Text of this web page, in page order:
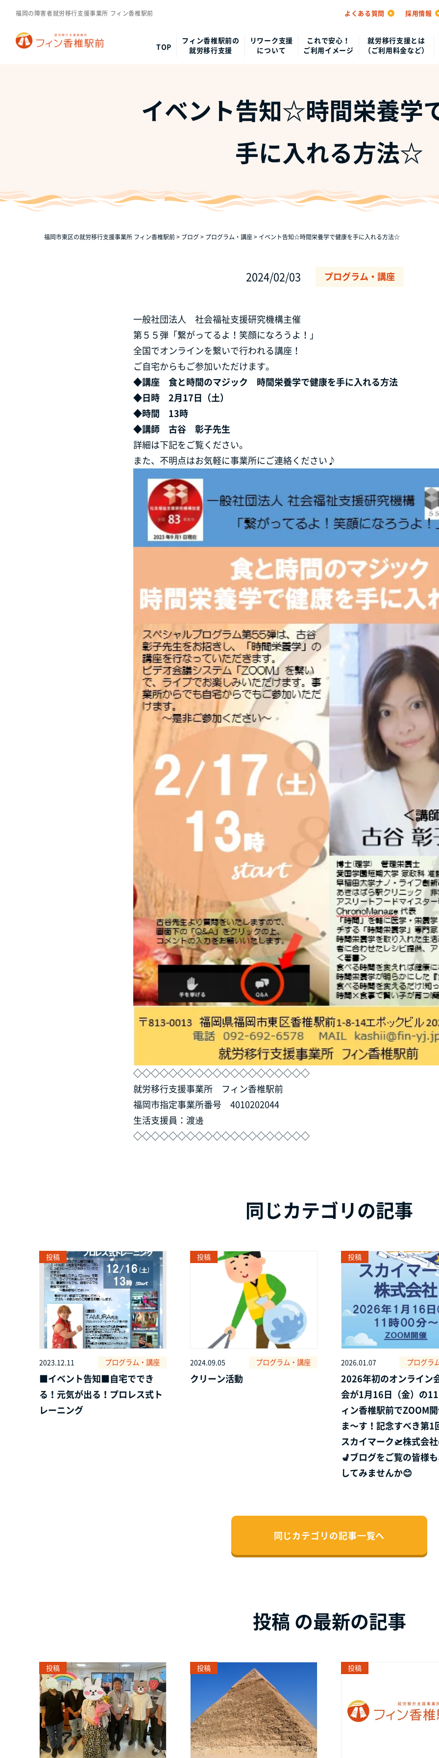
福岡の障害者就労移行支援事業所 フィン香椎駅前 よくある質問 採用情報
TOP
フィン香椎駅前の
就労移行支援
リワーク支援
について
これで安心！
ご利用イメージ
就労移行支援とは
（ご利用料金など）
イベント告知☆時間栄養学
手に入れる方法☆
福岡市東区の就労移行支援事業所 フィン香椎駅前> ブログ> プログラム・講座> イベント告知☆時間栄養学で健康を手に入れる方法☆
2024/02/03 プログラム・講座
一般社団法人 社会福祉支援研究機構主催
第５５弾「繋がってるよ！笑顔になろうよ！」
全国でオンラインを繋いで行われる講座！
ご自宅からもご参加いただけます。
◆講座 食と時間のマジック 時間栄養学で健康を手に入れる方法
◆日時 2月17日（土）
◆時間 13時
◆講師 古谷 彰子先生
詳細は下記をご覧ください。
また、不明点はお気軽に事業所にご連絡ください♪
◇◇◇◇◇◇◇◇◇◇◇◇◇◇◇◇◇◇◇◇
就労移行支援事業所 フィン香椎駅前
福岡市指定事業所番号 4010202044
生活支援員：渡邊
◇◇◇◇◇◇◇◇◇◇◇◇◇◇◇◇◇◇◇◇
同じカテゴリの記事
投稿
2023.12.11 プログラム・講座
■イベント告知■自宅ででき
る！元気が出る！プロレス式ト
レーニング
投稿
2024.09.05 プログラム・講座
クリーン活動
投稿
2026.01.07 プログラ
2026年初のオンライン
会が1月16日（金）の
ィン香椎駅前でZOOM
ま～す！記念すべき第1
スカイマーク🛫株式会
💺ブログをご覧の皆様
してみませんか😊
同じカテゴリの記事⼀覧へ
投稿 の最新の記事
投稿 投稿 投稿